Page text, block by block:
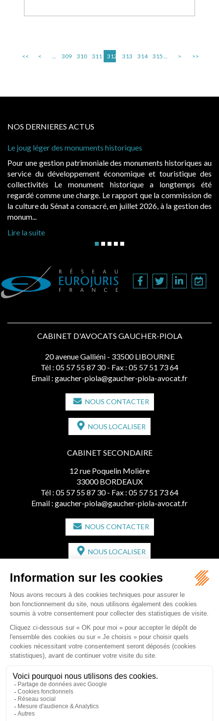
<< < ... 309 310 311 312 313 314 315... > >>
NOS DERNIERES ACTUS
historiques
des monuments historiques au
économique et touristique des
historique a longtemps été
Le rapport que la commission de
en juillet 2026, à la gestion des
Cabines de plage : le juge
Evocatrices des bains
également un beau sujet
public, elles donnent
d’occupation. Saisies par
CABINET D'AVOCATS GAUCHER-PIOLA
20 avenue Galliéni - 33500 LIBOURNE
Tél : 05 57 55 87 30 - Fax : 05 57 51 73 64
Email : gaucher-piola@gaucher-piola-avocat.fr
NOUS CONTACTER
NOUS LOCALISER
CABINET SECONDAIRE
12 rue Poquelin Molière
33000 BORDEAUX
Tél : 05 57 55 87 30 - Fax : 05 57 51 73 64
Email : gaucher-piola@gaucher-piola-avocat.fr
NOUS CONTACTER
NOUS LOCALISER
CABINET SECONDAIRE
2 bis Avenue de l'Europe
33350 ST MAGNE-DE-CASTILLON
Tél :05 57 55 87 30 - Fax : 05 57 51 73 64
Email :gaucher-piola@gaucher-piola-avocat.fr
NOUS CONTACTER
NOUS LOCALISER